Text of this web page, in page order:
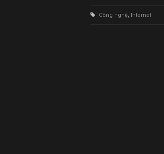
Công nghệ Internet